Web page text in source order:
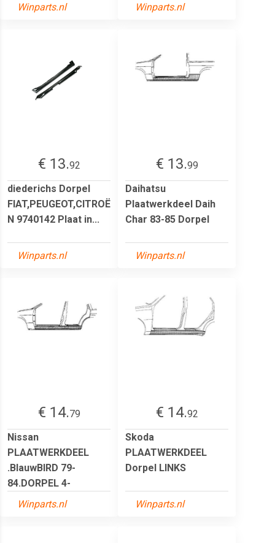
Winparts.nl Winparts.nl
€ 13.92
diederichs Dorpel
FIAT,PEUGEOT,CITROË
N 9740142 Plaat in...
Winparts.nl
€ 13.99
Daihatsu
Plaatwerkdeel Daih
Char 83-85 Dorpel
Winparts.nl
€ 14.79
Nissan
PLAATWERKDEEL
.BlauwBIRD 79-
84.DORPEL 4-
Winparts.nl
€ 14.92
Skoda
PLAATWERKDEEL
Dorpel LINKS
Winparts.nl